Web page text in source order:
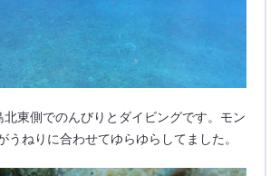
東側でのんびりとダイビングです。モン
うねりに合わせてゆらゆらしてました。